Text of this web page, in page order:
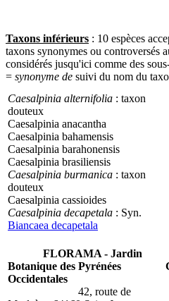
Taxons inférieurs : 10 espèces
taxons synonymes ou controversés
considérés jusqu'ici comme des
= synonyme de suivi du nom du
Caesalpinia alternifolia : taxon
douteux
Caesalpinia anacantha
Caesalpinia bahamensis
Caesalpinia barahonensis
Caesalpinia brasiliensis
Caesalpinia burmanica : taxon
douteux
Caesalpinia cassioides
Caesalpinia decapetala : Syn.
Biancaea decapetala
FLORAMA - Jardin
Botanique des Pyrénées
Occidentales
42, route de